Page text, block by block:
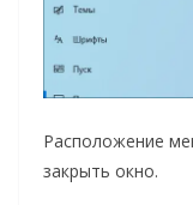
Расположение
закрыть окно.